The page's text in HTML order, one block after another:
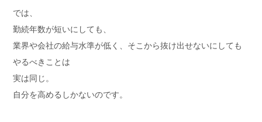
では、
勤続年数が短いにしても、
業界や会社の給与水準が低く、そこから抜け出せないにしても
やるべきことは
実は同じ。
自分を高めるしかないのです。